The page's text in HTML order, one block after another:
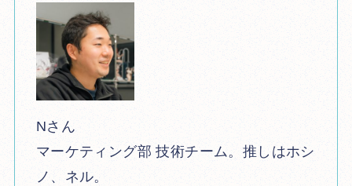
Nさん
マーケティング部 技術チーム。推しはホシ
ノ、ネル。